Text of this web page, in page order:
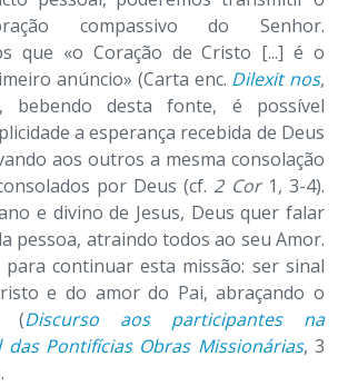
compassivo do Senhor.
que «o Coração de Cristo [...] é o
anúncio» (Carta enc. Dilexit nos,
bebendo desta fonte, é possível
a esperança recebida de Deus
aos outros a mesma consolação
por Deus (cf. 2 Cor1, 3-4).
e divino de Jesus, Deus quer falar
pessoa, atraindo todos ao seu Amor.
para continuar esta missão: ser sinal
e do amor do Pai, abraçando o
(Discurso aos participantes na
das Pontifícias Obras Missionárias, 3